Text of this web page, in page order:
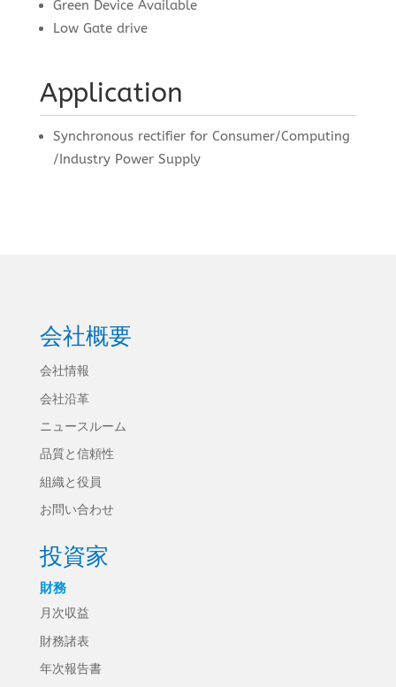
Green Device Available
Low Gate drive
Application
Synchronous rectifier for Consumer/Computing
/Industry Power Supply
会社概要
会社情報
会社沿革
ニュースルーム
品質と信頼性
組織と役員
お問い合わせ
投資家
財務
月次収益
財務諸表
年次報告書